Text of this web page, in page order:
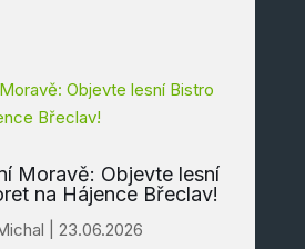
Moravě: Objevte lesní
na Hájence Břeclav!
23.06.2026